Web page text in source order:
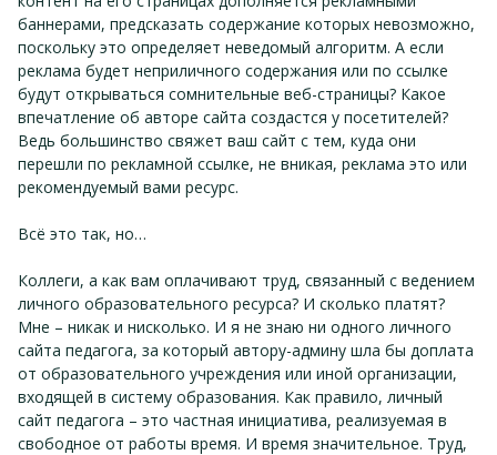
баннерами, предсказать содержание которых невозможно,
поскольку это определяет неведомый алгоритм. А если
реклама будет неприличного содержания или по ссылке
будут открываться сомнительные веб-страницы? Какое
впечатление об авторе сайта создастся у посетителей?
Ведь большинство свяжет ваш сайт с тем, куда они
перешли по рекламной ссылке, не вникая, реклама это или
рекомендуемый вами ресурс.
Всё это так, но…
Коллеги, а как вам оплачивают труд, связанный с ведением
личного образовательного ресурса? И сколько платят?
Мне – никак и нисколько. И я не знаю ни одного личного
сайта педагога, за который автору-админу шла бы доплата
от образовательного учреждения или иной организации,
входящей в систему образования. Как правило, личный
сайт педагога – это частная инициатива, реализуемая в
свободное от работы время. И время значительное. Труд,